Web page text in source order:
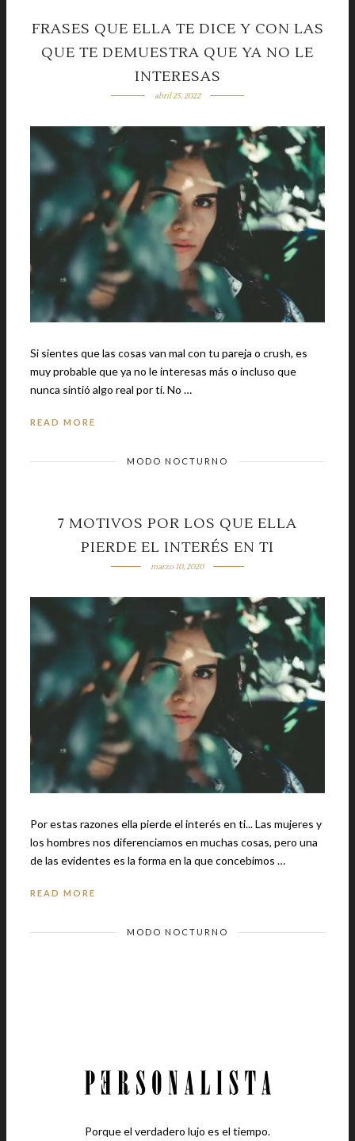
FRASES QUE ELLA TE DICE Y CON LAS
QUE TE DEMUESTRA QUE YA NO LE
INTERESAS
abril 25, 2022
Si sientes que las cosas van mal con tu pareja o crush, es
muy probable que ya no le interesas más o incluso que
nunca sintió algo real por ti. No …
READ MORE
MODO NOCTURNO
7 MOTIVOS POR LOS QUE ELLA
PIERDE EL INTERÉS EN TI
marzo 10, 2020
Por estas razones ella pierde el interés en ti... Las mujeres y
los hombres nos diferenciamos en muchas cosas, pero una
de las evidentes es la forma en la que concebimos …
READ MORE
MODO NOCTURNO
Porque el verdadero lujo es el tiempo.